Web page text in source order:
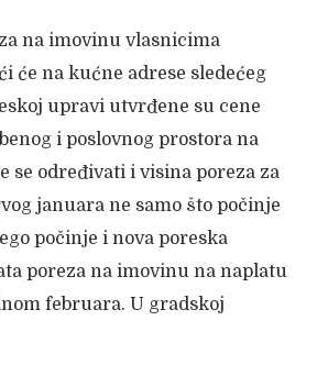
na imovinu vlasnicima
će na kućne adrese sledećeg
upravi utvrđene su cene
i poslovnog prostora na
se određivati i visina poreza za
januara ne samo što počinje
počinje i nova poreska
poreza na imovinu na naplatu
februara. U gradskoj